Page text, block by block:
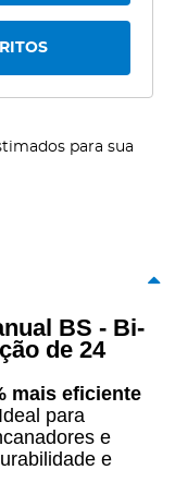
para sua
BS - Bi-
de 24
mais eficiente
para
e
e